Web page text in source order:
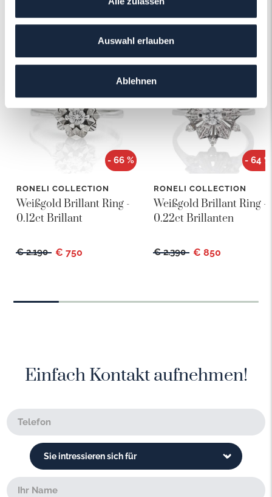
Auswahl erlauben
Ablehnen
Das könnte Ihnen auch gefallen!
- 66 %
RONELI COLLECTION
Weißgold Brillant Ring -
0.12ct Brillant
€ 2.190 € 750
- 64 %
RONELI COLLECTION
Weißgold Brillant Ring -
0.22ct Brillanten
€ 2.390 € 850
Einfach Kontakt aufnehmen!